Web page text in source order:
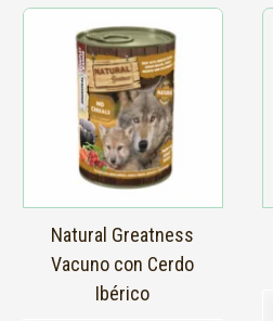
Natural Greatness
Vacuno con Cerdo
Ibérico